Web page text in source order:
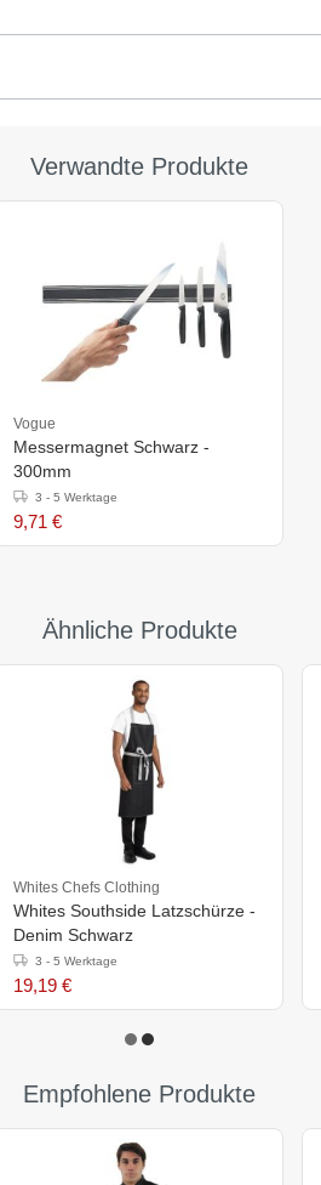
Verwandte Produkte
Vogue
Messermagnet Schwarz -
300mm
3 - 5 Werktage
9,71 €
Ähnliche Produkte
Whites Chefs Clothing
Whites Southside Latzschürze -
Denim Schwarz
3 - 5 Werktage
19,19 €
Empfohlene Produkte